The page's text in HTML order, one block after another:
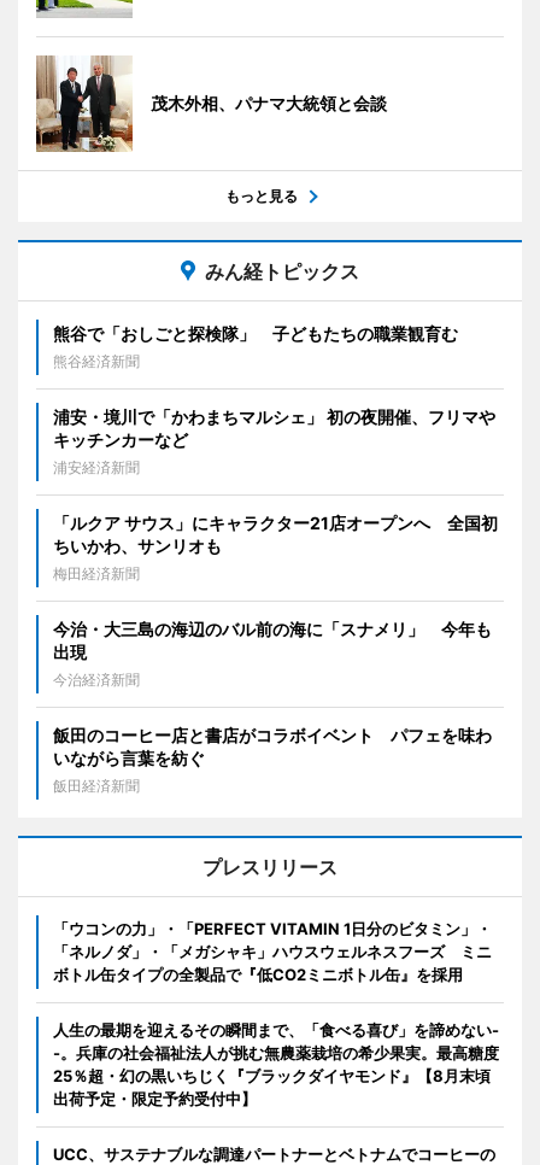
茂木外相、パナマ大統領と会談
もっと見る
みん経トピックス
熊谷で「おしごと探検隊」 子どもたちの職業観育む
熊谷経済新聞
浦安・境川で「かわまちマルシェ」 初の夜開催、フリマや
キッチンカーなど
浦安経済新聞
「ルクア サウス」にキャラクター21店オープンへ 全国初
ちいかわ、サンリオも
梅田経済新聞
今治・大三島の海辺のバル前の海に「スナメリ」 今年も
出現
今治経済新聞
飯田のコーヒー店と書店がコラボイベント パフェを味わ
いながら言葉を紡ぐ
飯田経済新聞
プレスリリース
「ウコンの力」・「PERFECT VITAMIN 1日分のビタミン」・
「ネルノダ」・「メガシャキ」ハウスウェルネスフーズ ミニ
ボトル缶タイプの全製品で『低CO2ミニボトル缶』を採用
人生の最期を迎えるその瞬間まで、「食べる喜び」を諦めない-
-。兵庫の社会福祉法人が挑む無農薬栽培の希少果実。最高糖度
25％超・幻の黒いちじく『ブラックダイヤモンド』【8月末頃
出荷予定・限定予約受付中】
UCC、サステナブルな調達パートナーとベトナムでコーヒーの